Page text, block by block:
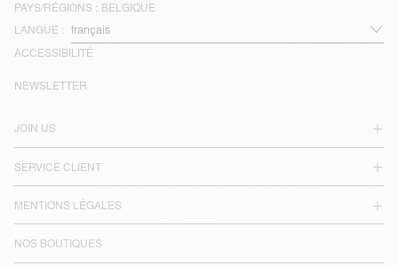
PAYS/RÉGIONS : BELGIQUE
LANGUE :
ACCESSIBILITÉ
JOIN US
SERVICE CLIENT
MENTIONS LÉGALES
NOS BOUTIQUES
NEWSLETTER